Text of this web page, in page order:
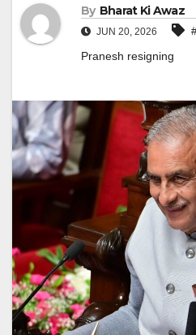
By Bharat Ki Awaz
JUN 20, 2026
Pranesh resigning